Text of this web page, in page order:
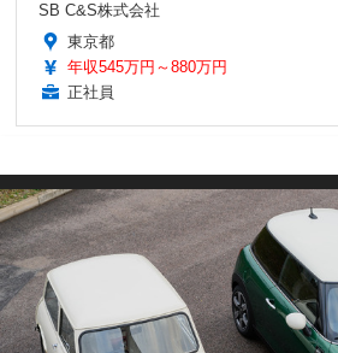
SB C&S株式会社
東京都
年収545万円～880万円
正社員